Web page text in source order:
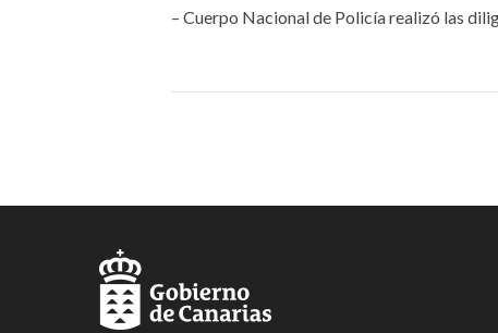
– Cuerpo Nacional de Policía realizó las